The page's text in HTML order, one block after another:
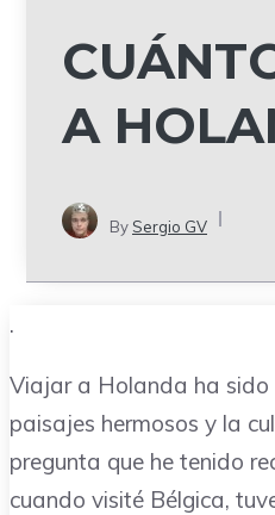
A
By Sergio GV
.
Viajar a Holanda ha sido
paisajes hermosos y la
pregunta que he tenido
cuando visité Bélgica,